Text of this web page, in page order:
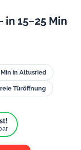
15–25 Min
Min in Altusried
Türöffnung